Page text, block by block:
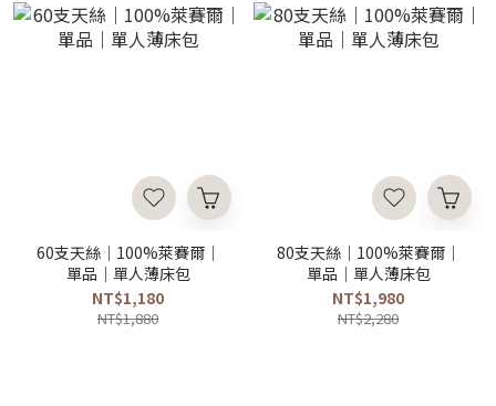
60支天絲｜100%萊賽爾｜
單品｜單人薄床包
NT$1,180
NT$1,880
80支天絲｜100%萊賽爾｜
單品｜單人薄床包
NT$1,980
NT$2,280